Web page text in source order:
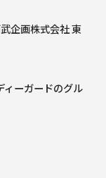
企画株式会社 東
ーガードのグル